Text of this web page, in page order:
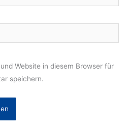
Website in diesem Browser für
speichern.